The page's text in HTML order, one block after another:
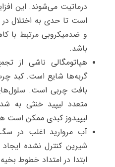
درماتیت می‌شوند. این
است تا حدی به اختلال
و ضدمیکروبی مرتبط با
باشد.
هپاتومگالی ناشی از
گربه‌ها شایع است. کبد
بافت چربی است.
متعدد لیپید خنثی به
لیپیدوز کبدی ممکن است
آب مروارید اغلب در
شیرین کنترل نشده
ابتدا در امتداد خطوط